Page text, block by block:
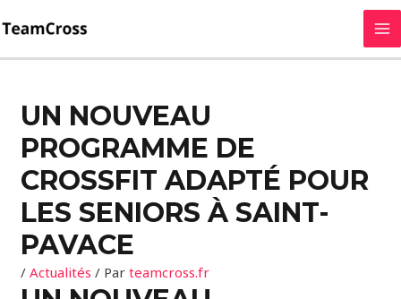
au
contenu
UN NOUVEAU
PROGRAMME DE
CROSSFIT ADAPTÉ POUR
LES SENIORS À SAINT-
PAVACE
/Actualités / Parteamcross.fr
P50,
votre
premier
«
Benchmark »
Padel
sont
les
bénéfices
de
la
pressothérapie
après
le
sport ?
alimentaires
incontournables
en
la
corde
le
shoulder
press
en
crossfit
:
techniques
et
bénéfices